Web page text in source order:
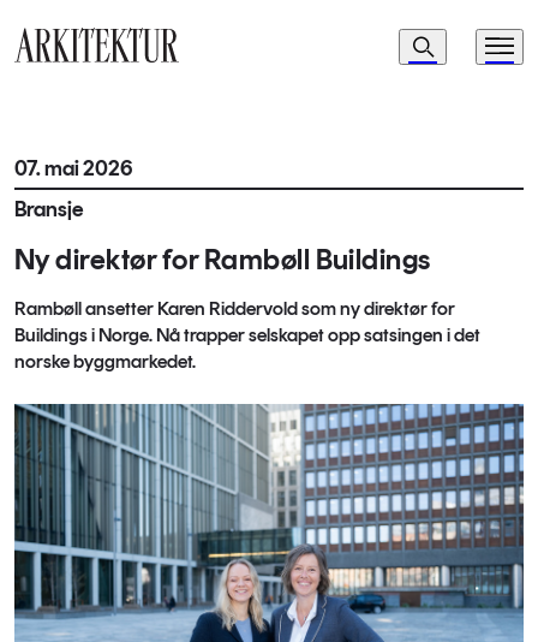
Navigasjon
Søk Meny
07. mai 2026
Bransje
Ny direktør for Rambøll Buildings
Rambøll ansetter Karen Riddervold som ny direktør for
Buildings i Norge. Nå trapper selskapet opp satsingen i det
norske byggmarkedet.